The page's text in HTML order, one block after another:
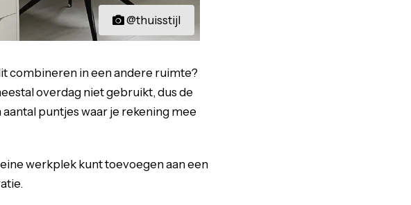
@thuisstijl
combineren in een andere ruimte?
overdag niet gebruikt, dus de
puntjes waar je rekening mee
werkplek kunt toevoegen aan een